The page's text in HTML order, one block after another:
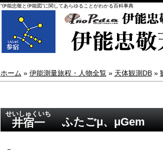
“伊能忠敬と伊能図”に関してあらゆることがわかる百科事典
ホーム » 伊能測量旅程・人物全覧» 天体観測DB»
井宿一
せいしゅくいち
ふたごμ、μGem